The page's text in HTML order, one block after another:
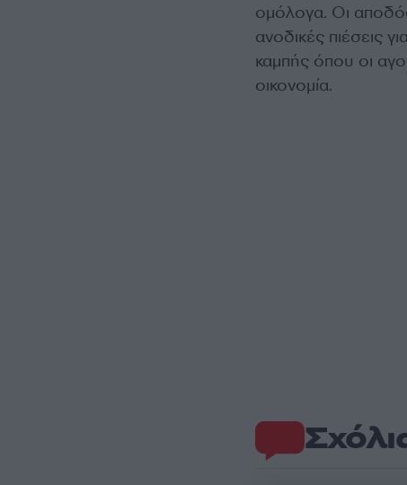
ομόλογα. Οι
ανοδικές πιέσεις
καμπής όπου οι
οικονομία.